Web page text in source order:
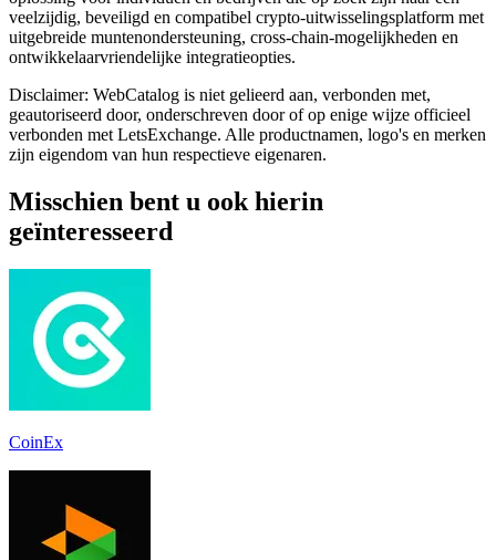
veelzijdig, beveiligd en compatibel crypto-uitwisselingsplatform met
uitgebreide muntenondersteuning, cross-chain-mogelijkheden en
ontwikkelaarvriendelijke integratieopties.
Disclaimer: WebCatalog is niet gelieerd aan, verbonden met,
geautoriseerd door, onderschreven door of op enige wijze officieel
verbonden met LetsExchange. Alle productnamen, logo's en merken
zijn eigendom van hun respectieve eigenaren.
Misschien bent u ook hierin
geïnteresseerd
CoinEx